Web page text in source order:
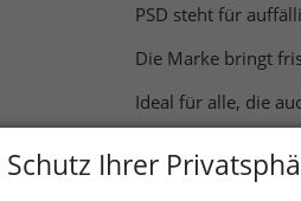
PSD steht für
Die Marke bringt
Ideal für alle, die
Schutz Ihrer